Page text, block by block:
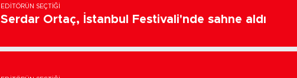
EDITÖRÜN SEÇTIĞI
Serdar Ortaç, İstanbul Festivali'nde sahne aldı